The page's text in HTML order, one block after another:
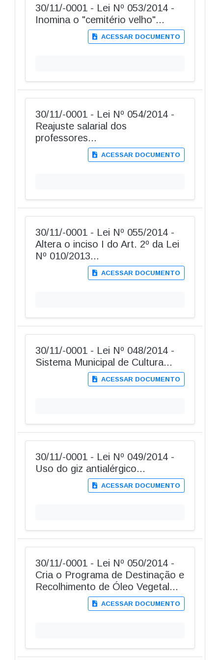
30/11/-0001 - Lei Nº 053/2014 -
Inomina o "cemitério velho"...
ACESSAR DOCUMENTO
30/11/-0001 - Lei Nº 054/2014 -
Reajuste salarial dos
professores...
ACESSAR DOCUMENTO
30/11/-0001 - Lei Nº 055/2014 -
Altera o inciso I do Art. 2º da Lei
Nº 010/2013...
ACESSAR DOCUMENTO
30/11/-0001 - Lei Nº 048/2014 -
Sistema Municipal de Cultura...
ACESSAR DOCUMENTO
30/11/-0001 - Lei Nº 049/2014 -
Uso do giz antialérgico...
ACESSAR DOCUMENTO
30/11/-0001 - Lei Nº 050/2014 -
Cria o Programa de Destinação e
Recolhimento de Óleo Vegetal...
ACESSAR DOCUMENTO